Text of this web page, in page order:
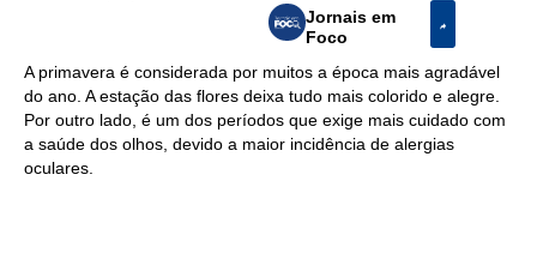
Jornais em
Foco
A primavera é considerada por muitos a época mais agradável
do ano. A estação das flores deixa tudo mais colorido e alegre.
Por outro lado, é um dos períodos que exige mais cuidado com
a saúde dos olhos, devido a maior incidência de alergias
oculares.